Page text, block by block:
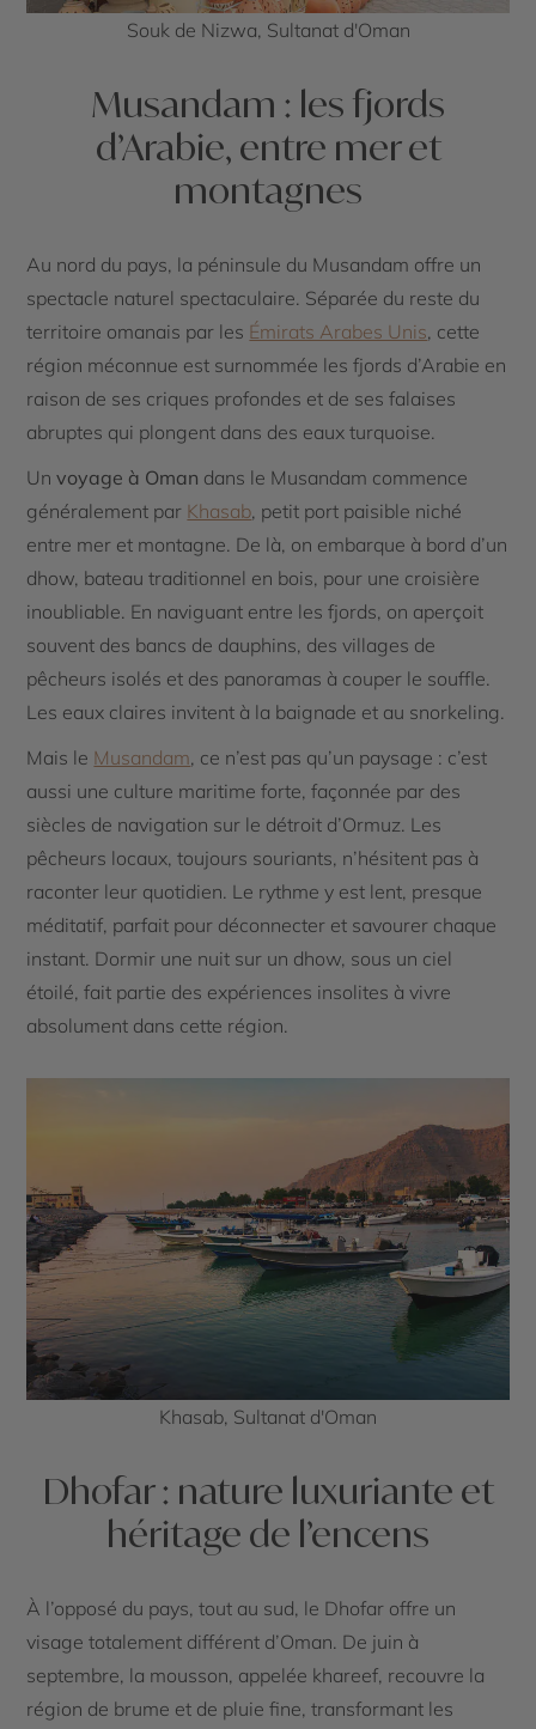
Souk de Nizwa, Sultanat d'Oman
Musandam : les fjords
d’Arabie, entre mer et
montagnes
Au nord du pays, la péninsule du Musandam offre un
spectacle naturel spectaculaire. Séparée du reste du
territoire omanais par les Émirats Arabes Unis, cette
région méconnue est surnommée les fjords d’Arabie en
raison de ses criques profondes et de ses falaises
abruptes qui plongent dans des eaux turquoise.
Unvoyage à Oman dans le Musandam commence
généralement par Khasab, petit port paisible niché
entre mer et montagne. De là, on embarque à bord d’un
dhow, bateau traditionnel en bois, pour une croisière
inoubliable. En naviguant entre les fjords, on aperçoit
souvent des bancs de dauphins, des villages de
pêcheurs isolés et des panoramas à couper le souffle.
Les eaux claires invitent à la baignade et au snorkeling.
Mais le Musandam, ce n’est pas qu’un paysage : c’est
aussi une culture maritime forte, façonnée par des
siècles de navigation sur le détroit d’Ormuz. Les
pêcheurs locaux, toujours souriants, n’hésitent pas à
raconter leur quotidien. Le rythme y est lent, presque
méditatif, parfait pour déconnecter et savourer chaque
instant. Dormir une nuit sur un dhow, sous un ciel
étoilé, fait partie des expériences insolites à vivre
absolument dans cette région.
Khasab, Sultanat d'Oman
Dhofar : nature luxuriante et
héritage de l’encens
À l’opposé du pays, tout au sud, le Dhofar offre un
visage totalement différent d’Oman. De juin à
septembre, la mousson, appelée khareef, recouvre la
région de brume et de pluie fine, transformant les